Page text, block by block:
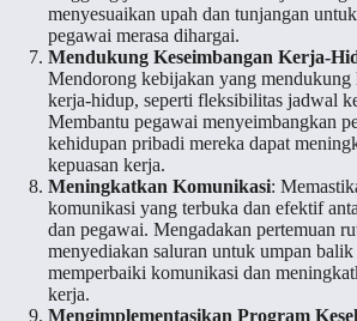
menyesuaikan upah dan tunjangan
pegawai merasa dihargai.
Mendukung Keseimbangan Kerja-
Mendorong kebijakan yang mendukung
kerja-hidup, seperti fleksibilitas jadwal
Membantu pegawai menyeimbangkan
kehidupan pribadi mereka dapat
kepuasan kerja.
Meningkatkan Komunikasi:
komunikasi yang terbuka dan efektif
dan pegawai. Mengadakan pertemuan
menyediakan saluran untuk umpan balik
memperbaiki komunikasi dan
kerja.
Mengimplementasikan Program